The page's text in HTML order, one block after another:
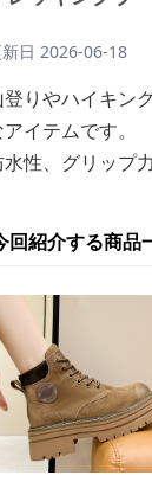
日 2026-06-18
登りやハイキン
イテムです。
水性、グリップ
回紹介する商品